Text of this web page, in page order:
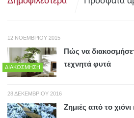
12 ΝΟΕΜΒΡΊΟΥ 2015
ΔΙΑΚΌΣΜΗΣΗ
Πώς να
τεχνητά φυτά
28 ΔΕΚΕΜΒΡΊΟΥ 2016
Ζημιές από το